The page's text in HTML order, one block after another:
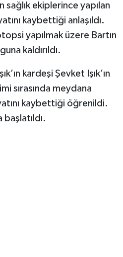
ekiplerince yapılan
kaybettiği anlaşıldı.
yapılmak üzere Bartın
kaldırıldı.
kardeşi Şevket Işık’ın
sırasında meydana
kaybettiği öğrenildi.